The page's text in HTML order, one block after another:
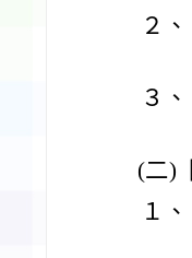
２、
３、
(二)
１、